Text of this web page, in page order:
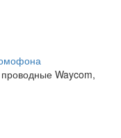
Waycom,